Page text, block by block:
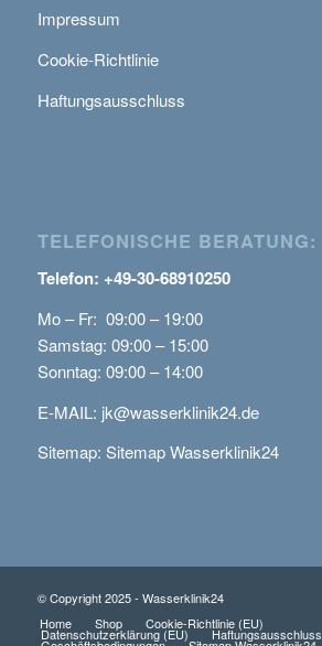
Impressum
Cookie-Richtlinie
Haftungsausschluss
TELEFONISCHE BERATUNG:
Telefon: +49-30-68910250
Mo – Fr: 09:00 – 19:00
Samstag: 09:00 – 15:00
Sonntag: 09:00 – 14:00
E-MAIL: jk@wasserklinik24.de
Sitemap: Sitemap Wasserklinik24
© Copyright 2025 - Wasserklinik24
Home
Shop Cookie-Richtlinie (EU)
Datenschutzerklärung (EU) Haftungsausschluss